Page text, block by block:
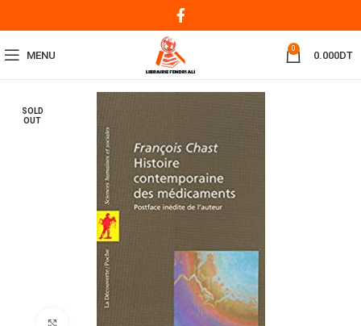
MENU
0
0.000DT
SOLD
OUT